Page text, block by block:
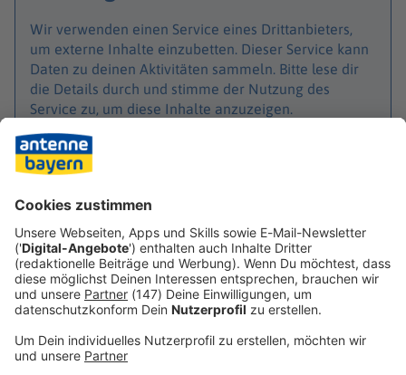
Wir verwenden einen Service eines Drittanbieters,
um externe Inhalte einzubetten. Dieser Service kann
Daten zu deinen Aktivitäten sammeln. Bitte lese dir
die Details durch und stimme der Nutzung des
Service zu, um diese Inhalte anzuzeigen.
Akzeptieren & Inhalt anzeigen
Instagram Content
Verarbeitendes Unternehmen
Facebook Ireland Limited
4 Grand Canal Square, Grand Canal Harbour, Dublin, D02, Ireland